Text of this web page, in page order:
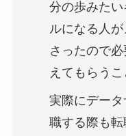
分の歩みた
ルになる人
さったので
えてもらうこ
実際にデー
職する際も